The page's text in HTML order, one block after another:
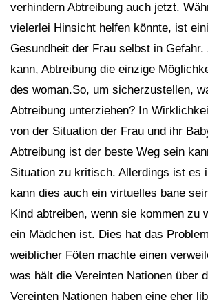
verhindern Abtreibung auch jetzt.
vielerlei Hinsicht helfen könnte, ist
Gesundheit der Frau selbst in Gefahr.
kann, Abtreibung die einzige
des woman.So, um sicherzustellen,
Abtreibung unterziehen? In
von der Situation der Frau und ihr
Abtreibung ist der beste Weg sein
Situation zu kritisch. Allerdings ist es
kann dies auch ein virtuelles bane
Kind abtreiben, wenn sie kommen zu
ein Mädchen ist. Dies hat das
weiblicher Föten machte einen
was hält die Vereinten Nationen über
Vereinten Nationen haben eine eher